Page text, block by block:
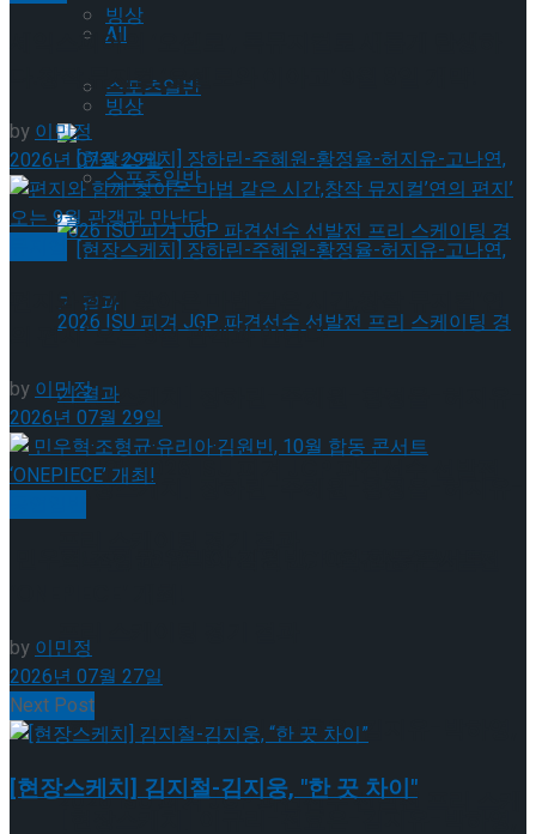
빙상
스포츠일반
[현장스케치] 장하린-주혜원-황정율-허지유-
고나연, 2026 ISU 피겨 JGP 파견선수 선발전
[현장스케치] 이규리-전효은-김지유-박하영,
2026 ISU 피겨 JGP 파견선수 선발전 프리 스케
All
빙상
스포츠일반
[현장스케치] 장하린-주혜원-황정율-허지유-
프리 스케이팅 경기 결과
셰익스피어의 ‘오셀로’, 록뮤지컬로 새롭게 탄생하
다.창작 뮤지컬 ‘오셀로와 이아고’ 9월 8일 개막!
by이민정
2026년 07월 29일
편지와 함께 찾아온 마법 같은 시간,창작 뮤지컬’연
의 편지’ 오는 9월 관객과 만난다
by이민정
2026년 07월 29일
by이민정
2026년 07월 27일
Next Post
[현장스케치] 김지철-김지웅, "한 끗 차이"